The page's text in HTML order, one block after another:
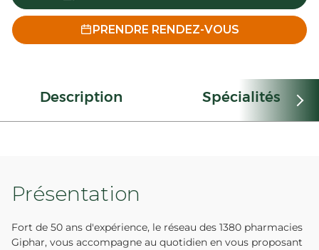
PRENDRE RENDEZ-VOUS
Description Spécialités
Présentation
Fort de 50 ans d'expérience, le réseau des 1380 pharmacies
Giphar, vous accompagne au quotidien en vous proposant